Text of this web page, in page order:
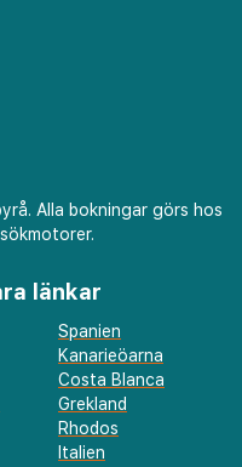
Alla bokningar görs hos
länkar
Spanien
Kanarieöarna
Costa Blanca
Grekland
Rhodos
Italien